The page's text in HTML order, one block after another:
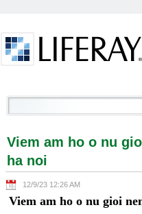
Viem am ho o nu gioi
Viem am ho o nu
ha noi
12/9/23 12:26 AM
Viem am ho o nu gioi